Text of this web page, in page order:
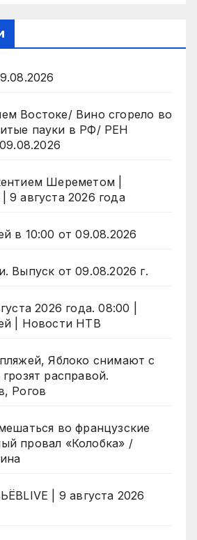
Востоке/ Вино сгорело во
пауки в РФ/ РЕН
Шереметом |
августа 2026 года
в 10:00 от 09.08.2026
Выпуск от 09.08.2026 г.
2026 года. 08:00 |
| Новости НТВ
Яблоко снимают с
расправой.
Рогов
во французские
провал «Колобка» /
| 9 августа 2026